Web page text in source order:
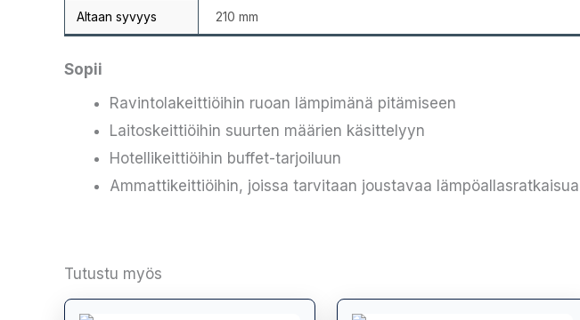
Altaan syvyys 210 mm
Sopii
Ravintolakeittiöihin ruoan lämpimänä pitämiseen
Laitoskeittiöihin suurten määrien käsittelyyn
Hotellikeittiöihin buffet-tarjoiluun
Ammattikeittiöihin, joissa tarvitaan joustavaa lämpöallasratkaisua
Tutustu myös